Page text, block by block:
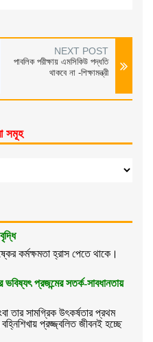
NEXT POST
পাবলিক পরীক্ষায় এমসিকিউ পদ্ধতি
থাকবে না -শিক্ষামন্ত্রী
সমূহ
কর্মক্ষমতা হ্রাস পেতে থাকে।
ভবিষ্যৎ প্রজন্মের সতর্ক-সাবধানতায়
তার সামগ্রিক উৎকর্ষতার প্রথম
প্রজ্জ্বলিত জীবনই হচ্ছে